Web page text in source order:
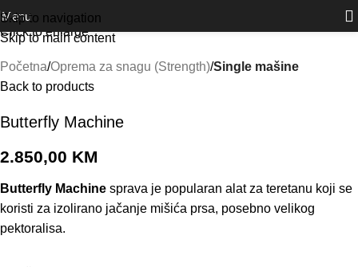
Skip to navigation
Skip to main content
Outlet
Menu
Click to enlarge
Početna Oprema za snagu (Strength) Single mašine
Back to products
Butterfly Machine
2.850,00 KM
Butterfly Machine sprava je popularan alat za teretanu koji se
koristi za izolirano jačanje mišića prsa, posebno velikog
pektoralisa.